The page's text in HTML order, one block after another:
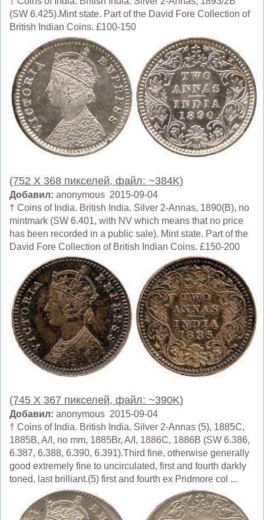
(SW 6.425).Mint state. Part of the David Fore Collection of
British Indian Coins. £100-150
(752 X 368 пикселей, файл: ~384K)
Добавил: anonymous 2015-09-04
† Coins of India. British India. Silver 2-Annas, 1890(B), no
mintmark (SW 6.401, with NV which means that no price
has been recorded in a public sale). Mint state. Part of the
David Fore Collection of British Indian Coins. £150-200
(745 X 367 пикселей, файл: ~390K)
Добавил: anonymous 2015-09-04
† Coins of India. British India. Silver 2-Annas (5), 1885C,
1885B, A/I, no mm, 1885Br, A/I, 1886C, 1886B (SW 6.386,
6.387, 6.388, 6.390, 6.391).Third fine, otherwise generally
good extremely fine to uncirculated, first and fourth darkly
toned, last brilliant.(5) first and fourth ex Pridmore col ...